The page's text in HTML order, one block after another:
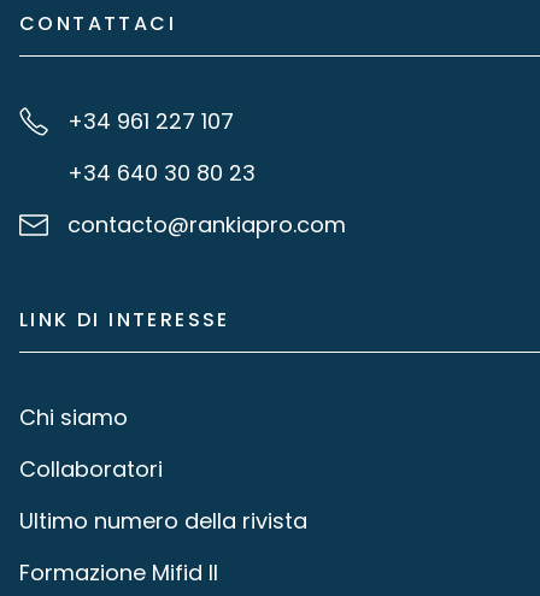
CONTATTACI
+34 961 227 107
+34 640 30 80 23
contacto@rankiapro.com
LINK DI INTERESSE
Chi siamo
Collaboratori
Ultimo numero della rivista
Formazione Mifid II